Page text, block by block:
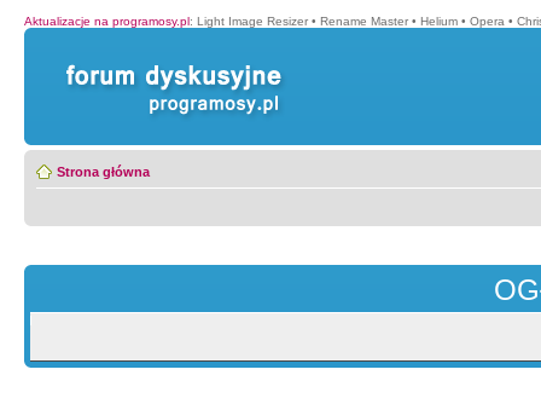
Aktualizacje na programosy.pl: Light Image Resizer • Rename Master • Helium • Opera •
Strona główna